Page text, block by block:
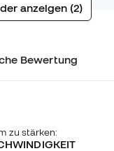
anzeigen (2)
Bewertung
zu stärken: